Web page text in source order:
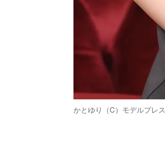
かとゆり（C）モデルプレス